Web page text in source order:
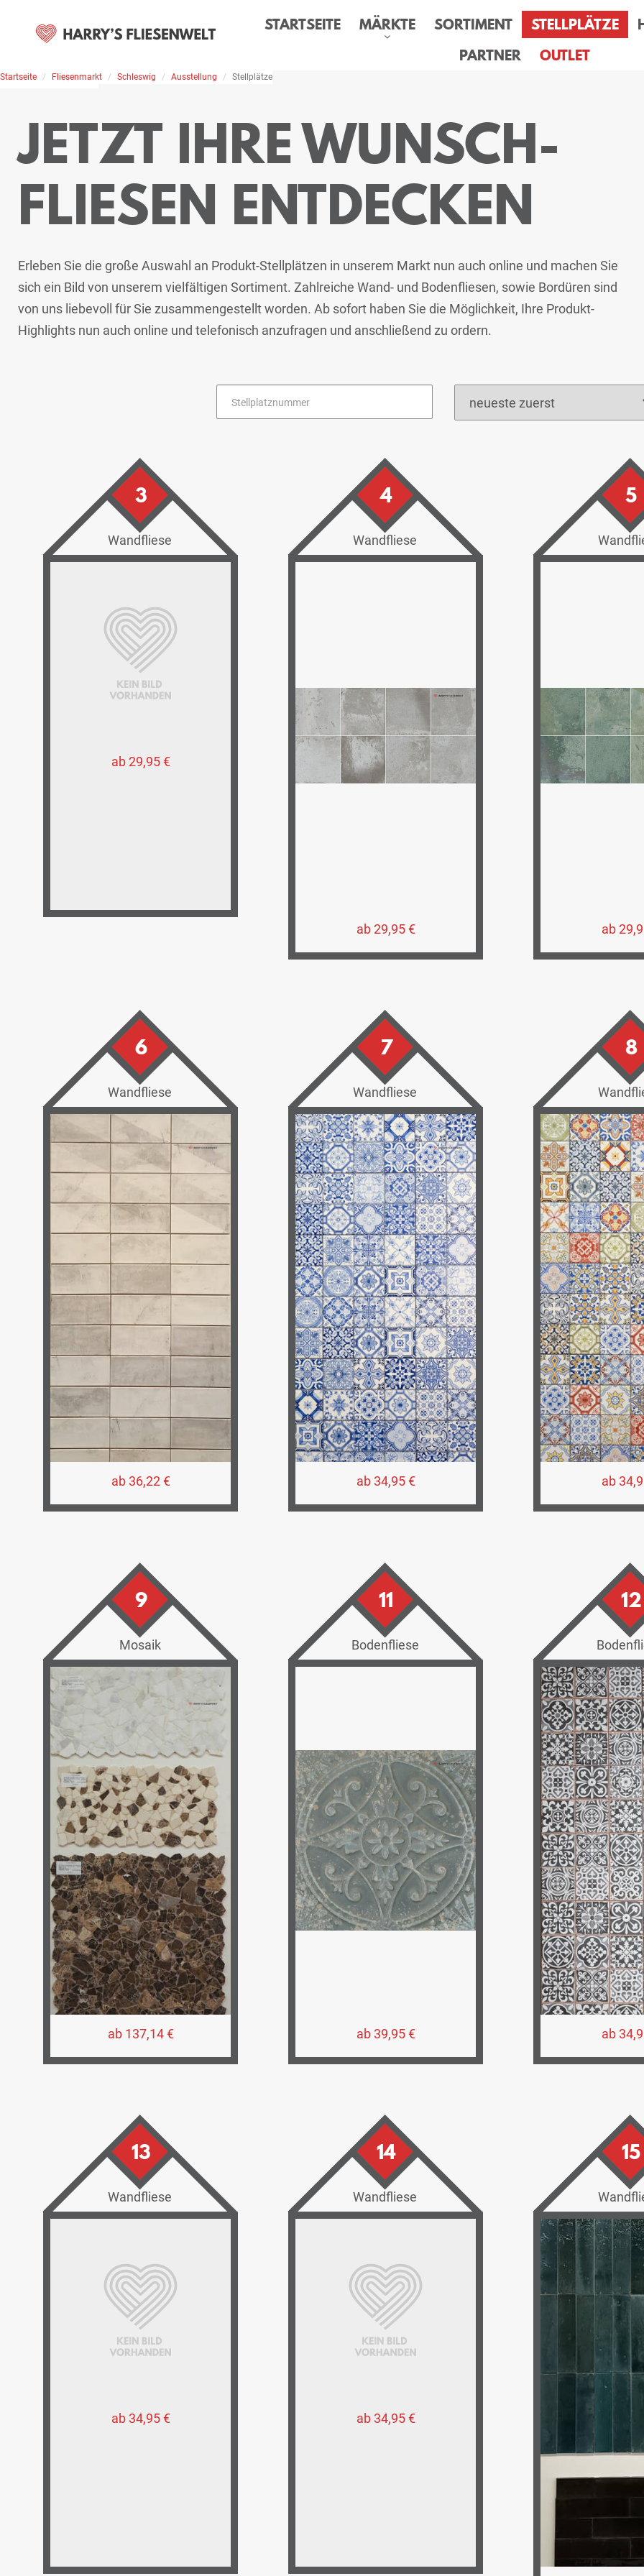
STARTSEITE MÄRKTE SORTIMENT STELLPLÄTZE
PARTNER
OUTLET
Home Stellplätze
Startseite Fliesenmarkt Schleswig Ausstellung Stellplätze
JETZT IHRE WUNSCH-
FLIESEN ENTDECKEN
Erleben Sie die große Auswahl an Produkt-Stellplätzen in unserem Markt nun auch online und machen Sie
sich ein Bild von unserem vielfältigen Sortiment. Zahlreiche Wand- und Bodenfliesen, sowie Bordüren sind
von uns liebevoll für Sie zusammengestellt worden. Ab sofort haben Sie die Möglichkeit, Ihre Produkt-
Highlights nun auch online und telefonisch anzufragen und anschließend zu ordern.
3
Wandfliese
ab 29,95 €
4
Wandfliese
ab 29,95 €
5
ab
6
Wandfliese
ab 36,22 €
7
Wandfliese
ab 34,95 €
8
ab
9
Mosaik
ab 137,14 €
11
Bodenfliese
ab 39,95 €
12
ab
13
Wandfliese
ab 34,95 €
14
Wandfliese
ab 34,95 €
15